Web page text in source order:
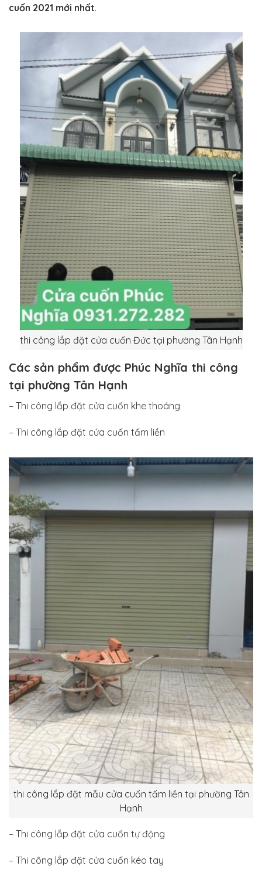
cuốn 2021 mới nhất.
thi công lắp đặt cửa cuốn Đức tại phường Tân Hạnh
Các sản phẩm được Phúc Nghĩa thi công
tại phường Tân Hạnh
– Thi công lắp đặt cửa cuốn khe thoáng
– Thi công lắp đặt cửa cuốn tấm liền
thi công lắp đặt mẫu cửa cuốn tấm liền tại phường Tân
Hạnh
– Thi công lắp đặt cửa cuốn tự động
– Thi công lắp đặt cửa cuốn kéo tay